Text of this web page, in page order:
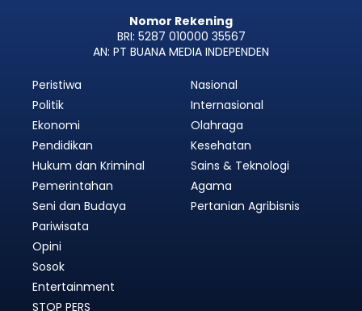
Nomor Rekening
BRI: 5287 010000 35567
AN: PT BUANA MEDIA INDEPENDEN
Peristiwa
Politik
Ekonomi
Pendidikan
Hukum dan Kriminal
Pemerintahan
Nasional
Internasional
Olahraga
Kesehatan
Sains & Teknologi
Agama
Seni dan Budaya
Pariwisata
Opini
Sosok
Entertainment
STOP PERS
Pertanian Agribisnis